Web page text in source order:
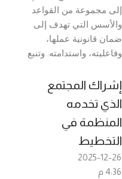
إلى مجموعة من القواعد
والأسس التي تهدف إلى
ضمان قانونية عملها،
وفاعليته، واستدامته. وتنبع
إشراك المجتمع
الذي تخدمه
المنظمة في
التخطيط
2025-12-26
4:36 م